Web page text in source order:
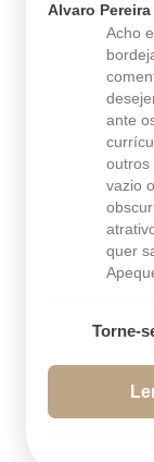
Alvaro
Acho
ante
outros
vazio
quer
Torne-